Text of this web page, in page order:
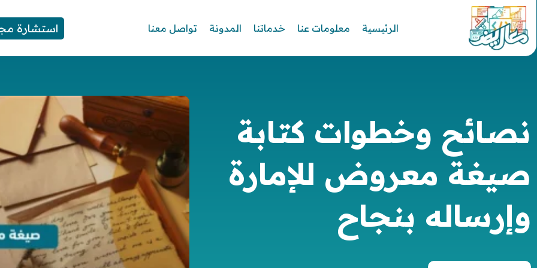
الرئيسية معلومات عنا خدماتنا المدونة تواصل معنا استشارة
نصائح وخطوات كتابة
صيغة معروض للإمارة
وإرساله بنجاح